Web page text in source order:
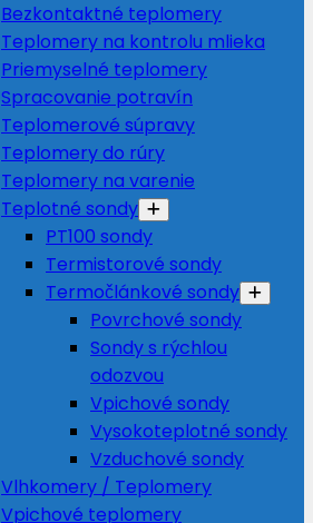
Bezkontaktné teplomery
Teplomery na kontrolu mlieka
Priemyselné teplomery
Spracovanie potravín
Teplomerové súpravy
Teplomery do rúry
Teplomery na varenie
Teplotné sondy
PT100 sondy
Termistorové sondy
Termočlánkové sondy
Povrchové sondy
Sondy s rýchlou
odozvou
Vpichové sondy
Vysokoteplotné sondy
Vzduchové sondy
Vlhkomery / Teplomery
Vpichové teplomery